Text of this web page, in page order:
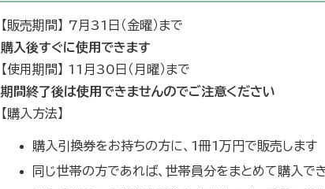
【販売期間】 7月31日（金曜）まで
購入後すぐに使用できます
【使用期間】 11月30日（月曜）まで
期間終了後は使用できませんのでご注意ください
【購入方法】
購入引換券をお持ちの方に、1冊1万円で販売します
同じ世帯の方であれば、世帯員分をまとめて購入で